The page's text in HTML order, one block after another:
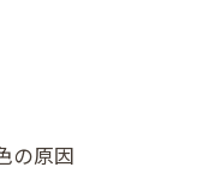
の原因